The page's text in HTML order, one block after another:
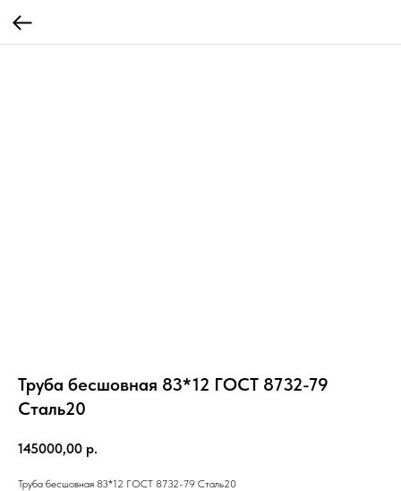
Труба бесшовная 83*12 ГОСТ 8732-79
Cталь20
145000,00 р.
Труба бесшовная 83*12 ГОСТ 8732-79 Cталь20